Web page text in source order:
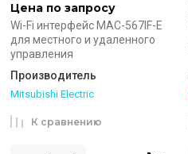
Цена по запросу
Wi-Fi интерфейс MAC-567IF-E
для местного и удаленного
управления
Производитель
Mitsubishi Electric
К сравнению